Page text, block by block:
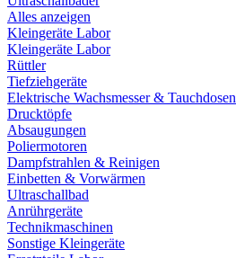
Alles anzeigen
Kleingeräte Labor
Kleingeräte Labor
Rüttler
Tiefziehgeräte
Elektrische Wachsmesser & Tauchdosen
Drucktöpfe
Absaugungen
Poliermotoren
Dampfstrahlen & Reinigen
Einbetten & Vorwärmen
Ultraschallbad
Anrührgeräte
Technikmaschinen
Sonstige Kleingeräte